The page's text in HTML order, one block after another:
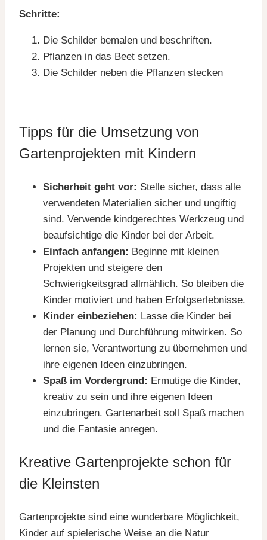
Schritte:
Die Schilder bemalen und beschriften.
Pflanzen in das Beet setzen.
Die Schilder neben die Pflanzen stecken
Tipps für die Umsetzung von
Gartenprojekten mit Kindern
Sicherheit geht vor: Stelle sicher, dass alle
verwendeten Materialien sicher und ungiftig
sind. Verwende kindgerechtes Werkzeug und
beaufsichtige die Kinder bei der Arbeit.
Einfach anfangen: Beginne mit kleinen
Projekten und steigere den
Schwierigkeitsgrad allmählich. So bleiben die
Kinder motiviert und haben Erfolgserlebnisse.
Kinder einbeziehen: Lasse die Kinder bei
der Planung und Durchführung mitwirken. So
lernen sie, Verantwortung zu übernehmen und
ihre eigenen Ideen einzubringen.
Spaß im Vordergrund: Ermutige die Kinder,
kreativ zu sein und ihre eigenen Ideen
einzubringen. Gartenarbeit soll Spaß machen
und die Fantasie anregen.
Kreative Gartenprojekte schon für
die Kleinsten
Gartenprojekte sind eine wunderbare Möglichkeit,
Kinder auf spielerische Weise an die Natur